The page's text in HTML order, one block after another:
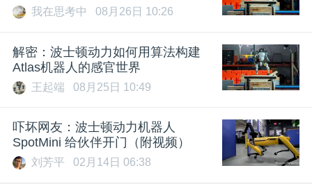
我在思考中 08月26日 10:26
解密：波士顿动力如何用算法构建
Atlas机器人的感官世界
王起端 08月25日 10:49
吓坏网友：波士顿动力机器人
SpotMini 给伙伴开门（附视频）
刘芳平 02月14日 06:38